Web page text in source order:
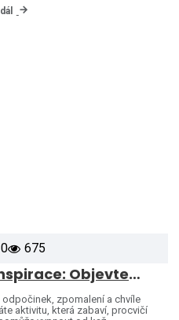
0 675
Červnové puzzle inspirace: Objevte svět značek Heye a Jumbo
zpomalení a chvíle
aktivitu, která zabaví, procvičí